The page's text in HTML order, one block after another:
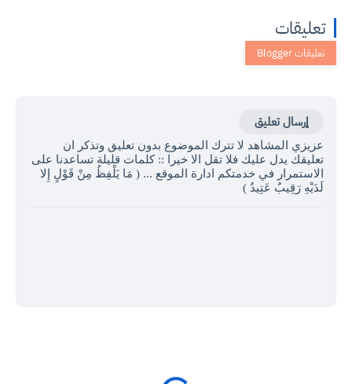
تعليقات
إرسال تعليق
عزيزي المشاهد لا تترك الموضوع بدون تعليق وتذكر ان
تعليقك يدل عليك فلا تقل الا خيرا :: كلمات قليلة تساعدنا على
الاستمرار في خدمتكم ادارة الموقع ... ( مَا يَلْفِظُ مِنْ قَوْلٍ إِلا
لَدَيْهِ رَقِيبٌ عَتِيدٌ )